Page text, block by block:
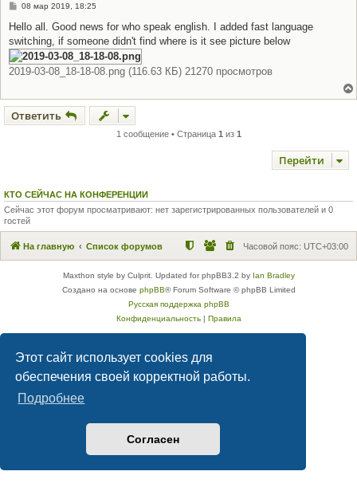
Этот сайт использует cookies для
обеспечения своей корректной работы.
Подробнее
Согласен
С
о
щ
е
н
и
08 мар 2019, 18:25
Hello all. Good news for who speak english. I added fast language
switching, if someone didn't find where is it see picture below
2019-03-08_18-18-08.png (116.63 КБ) 21270 просмотров
Ответить
1 сообщение • Страница 1 из 1
Перейти
КТО СЕЙЧАС НА КОНФЕРЕНЦИИ
Сейчас этот форум просматривают: нет зарегистрированных пользователей и 0
гостей
На главную Список форумов Часовой пояс: UTC+03:00
Maxthon style by Culprit. Updated for phpBB3.2 by Ian Bradley
Создано на основе phpBB® Forum Software © phpBB Limited
Русская поддержка phpBB
Конфиденциальность| Правила